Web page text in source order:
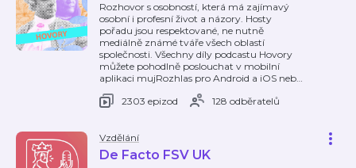
Rozhovor s osobností, která má zajímavý
osobní i profesní život a názory. Hosty
pořadu jsou respektované, ne nutně
mediálně známé tváře všech oblastí
společnosti. Všechny díly podcastu Hovory
můžete pohodlně poslouchat v mobilní
aplikaci mujRozhlas pro Android a iOS neb…
2303 epizod
128 odběratelů
Vzdělání
De Facto FSV UK